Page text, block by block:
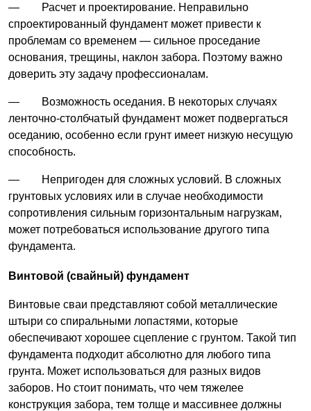
— Расчет и проектирование. Неправильно
спроектированный фундамент может привести к
проблемам со временем — сильное проседание
основания, трещины, наклон забора. Поэтому важно
доверить эту задачу профессионалам.
— Возможность оседания. В некоторых случаях
ленточно-столбчатый фундамент может подвергаться
оседанию, особенно если грунт имеет низкую несущую
способность.
— Непригоден для сложных условий. В сложных
грунтовых условиях или в случае необходимости
сопротивления сильным горизонтальным нагрузкам,
может потребоваться использование другого типа
фундамента.
Винтовой (свайный) фундамент
Винтовые сваи представляют собой металлические
штыри со спиральными лопастями, которые
обеспечивают хорошее сцепление с грунтом. Такой тип
фундамента подходит абсолютно для любого типа
грунта. Может использоваться для разных видов
заборов. Но стоит понимать, что чем тяжелее
конструкция забора, тем толще и массивнее должны